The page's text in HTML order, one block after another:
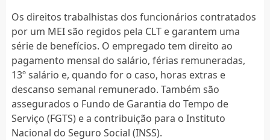
Os direitos trabalhistas dos funcionários contratados
por um MEI são regidos pela CLT e garantem uma
série de benefícios. O empregado tem direito ao
pagamento mensal do salário, férias remuneradas,
13º salário e, quando for o caso, horas extras e
descanso semanal remunerado. Também são
assegurados o Fundo de Garantia do Tempo de
Serviço (FGTS) e a contribuição para o Instituto
Nacional do Seguro Social (INSS).